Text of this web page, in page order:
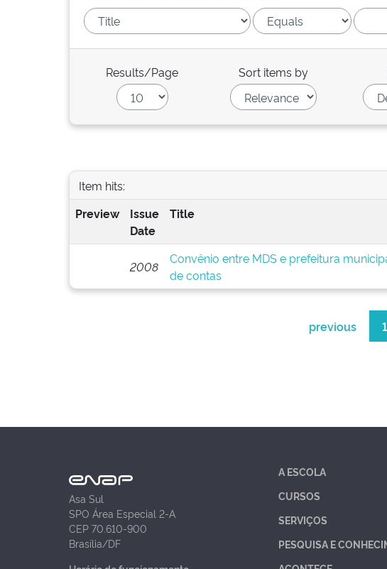
Results/Page Sort items by
Item hits:
Preview
Issue
Date
Title
2008
Convênio entre MDS e prefeitura
de contas
previous 1
Asa Sul
SPO Área Especial 2-A
CEP 70.610-900
Brasília/DF
A ESCOLA
CURSOS
SERVIÇOS
PESQUISA E